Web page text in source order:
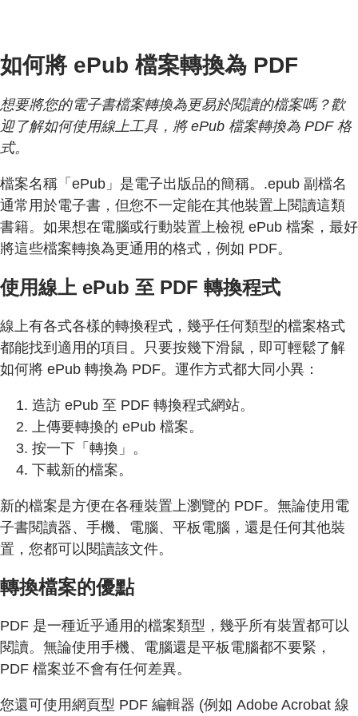
如何將 ePub 檔案轉換為 PDF
想要將您的電子書檔案轉換為更易於閱讀的檔案嗎？歡
迎了解如何使用線上工具，將 ePub 檔案轉換為 PDF 格
式。
檔案名稱「ePub」是電子出版品的簡稱。.epub 副檔名
通常用於電子書，但您不一定能在其他裝置上閱讀這類
書籍。如果想在電腦或行動裝置上檢視 ePub 檔案，最好
將這些檔案轉換為更通用的格式，例如 PDF。
使用線上 ePub 至 PDF 轉換程式
線上有各式各樣的轉換程式，幾乎任何類型的檔案格式
都能找到適用的項目。只要按幾下滑鼠，即可輕鬆了解
如何將 ePub 轉換為 PDF。運作方式都大同小異：
造訪 ePub 至 PDF 轉換程式網站。
上傳要轉換的 ePub 檔案。
按一下「轉換」。
下載新的檔案。
新的檔案是方便在各種裝置上瀏覽的 PDF。無論使用電
子書閱讀器、手機、電腦、平板電腦，還是任何其他裝
置，您都可以閱讀該文件。
轉換檔案的優點
PDF 是一種近乎通用的檔案類型，幾乎所有裝置都可以
閱讀。無論使用手機、電腦還是平板電腦都不要緊，
PDF 檔案並不會有任何差異。
您還可使用網頁型 PDF 編輯器 (例如 Adobe Acrobat 線